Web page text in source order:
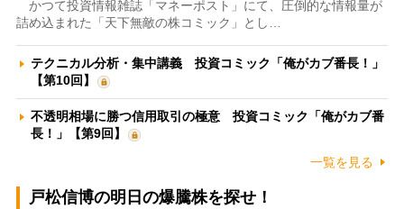
かつて投資情報雑誌「マネーポスト」にて、圧倒的な情報量が
詰め込まれた「天下無敵の株コミック」とし…
テクニカル分析・集中講義 投資コミック「俺がカブ番長！」
【第10回】
不透明相場に勝つ信用取引の極意 投資コミック「俺がカブ番
長！」【第9回】
一覧を見る
戸松信博の明日の爆騰株を探せ！